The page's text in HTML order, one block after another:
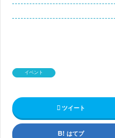
イベント
ツイート
はてブ